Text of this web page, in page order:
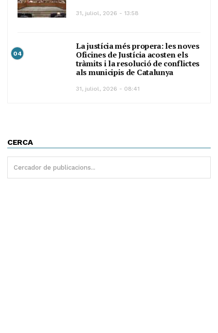
31, juliol, 2026 - 13:58
04
La justícia més propera: les noves
Oficines de Justícia acosten els
tràmits i la resolució de conflictes
als municipis de Catalunya
31, juliol, 2026 - 08:41
CERCA